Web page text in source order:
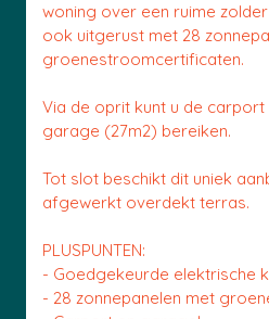
woning over een ruime
ook uitgerust met 28
groenestroomcertificaten.
Via de oprit kunt u de carport
garage (27m2) bereiken.
Tot slot beschikt dit uniek
afgewerkt overdekt terras.
PLUSPUNTEN:
- Goedgekeurde elektrische
- 28 zonnepanelen met